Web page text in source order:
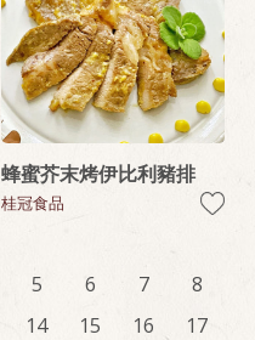
蜂蜜芥末烤伊比利豬排
桂冠食品
5 6 7
8
14 15 16
17